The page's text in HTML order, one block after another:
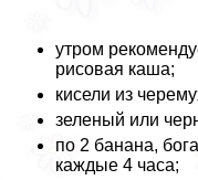
утром
рисовая каша;
кисели из
зеленый или
по 2 банана,
каждые 4 часа;